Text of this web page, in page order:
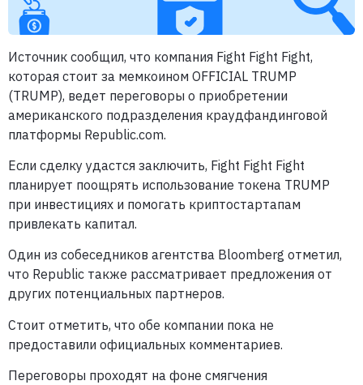
Источник сообщил, что компания Fight Fight Fight,
которая стоит за мемкоином OFFICIAL TRUMP
(TRUMP), ведет переговоры о приобретении
американского подразделения краудфандинговой
платформы Republic.com.
Если сделку удастся заключить, Fight Fight Fight
планирует поощрять использование токена TRUMP
при инвестициях и помогать криптостартапам
привлекать капитал.
Один из собеседников агентства Bloomberg отметил,
что Republic также рассматривает предложения от
других потенциальных партнеров.
Стоит отметить, что обе компании пока не
предоставили официальных комментариев.
Переговоры проходят на фоне смягчения